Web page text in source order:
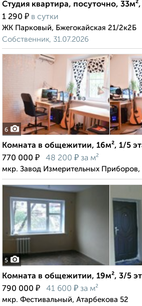
Студия квартира, посуточно,
1 290 ₽ в сутки
ЖК Парковый, Бжегокайская 21/2к2Б
Собственник, 31.07.2026
6
Комната в общежитии, 16м², 1/5
770 000 ₽ 48 200 ₽ за м²
мкр. Завод Измерительных Приборов,
5
Комната в общежитии, 19м², 3/5
790 000 ₽ 41 600 ₽ за м²
мкр. Фестивальный, Атарбекова 52